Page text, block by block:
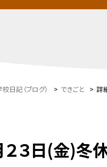
日記（ブログ） > できごと > 詳
２３日(金)冬